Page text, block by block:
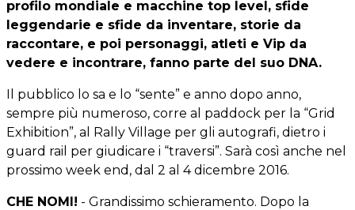
profilo mondiale e macchine top level, sfide
leggendarie e sfide da inventare, storie da
raccontare, e poi personaggi, atleti e Vip da
vedere e incontrare, fanno parte del suo DNA.
Il pubblico lo sa e lo “sente” e anno dopo anno,
sempre più numeroso, corre al paddock per la “Grid
Exhibition”, al Rally Village per gli autografi, dietro i
guard rail per giudicare i “traversi”. Sarà così anche nel
prossimo week end, dal 2 al 4 dicembre 2016.
CHE NOMI! - Grandissimo schieramento. Dopo la